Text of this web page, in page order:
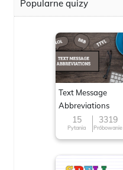
Popularne quizy
Text Message
Abbreviations
15
Pytania
3319
Próbowanie